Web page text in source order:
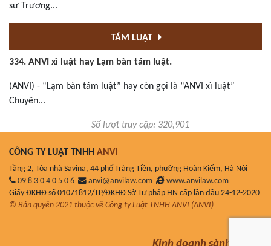
sư Trương...
TÁM LUẬT
334. ANVI xì luật hay Lạm bàn tám luật.
(ANVI) - “Lạm bàn tám luật” hay còn gọi là “ANVI xì luật”
Chuyên...
Số lượt truy cập: 320,901
CÔNG TY LUẬT TNHH ANVI
Tầng 2, Tòa nhà Savina, 44 phố Tràng Tiền, phường Hoàn Kiếm, Hà Nội
09 8 3 0 4 0 5 0 6
anvi@anvilaw.com
www.anvilaw.com
Giấy ĐKHĐ số 01071812/TP/ĐKHĐ Sở Tư pháp HN cấp lần đầu 24-12-2020
© Bản quyền 2021 thuộc về Công ty Luật TNHH ANVI (ANVI)